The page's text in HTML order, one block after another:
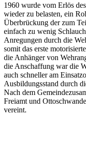
1960 wurde vom Erlös
wieder zu belasten, ein
Überbrückung der zum
einfach zu wenig
Anregungen durch die
somit das erste
die Anhänger von
die Anschaffung war die
auch schneller am
Ausbildungsstand durch
Nach dem
Freiamt und
vereint.